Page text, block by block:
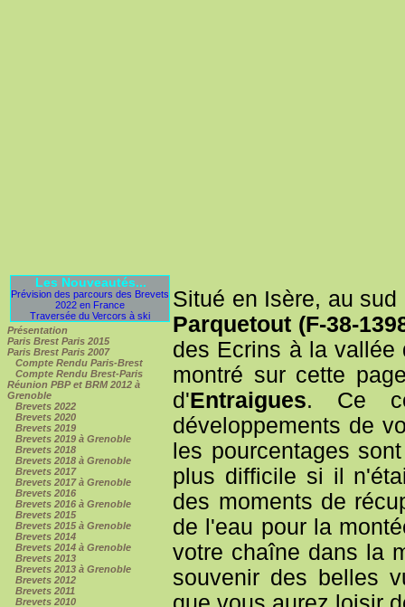
Les Nouveautés...
Prévision des parcours des Brevets
2022 en France
Traversée du Vercors à ski
Présentation
Paris Brest Paris 2015
Paris Brest Paris 2007
Compte Rendu Paris-Brest
Compte Rendu Brest-Paris
Réunion PBP et BRM 2012 à
Grenoble
Brevets 2022
Brevets 2020
Brevets 2019
Brevets 2019 à Grenoble
Brevets 2018
Brevets 2018 à Grenoble
Brevets 2017
Brevets 2017 à Grenoble
Brevets 2016
Brevets 2016 à Grenoble
Brevets 2015
Brevets 2015 à Grenoble
Brevets 2014
Brevets 2014 à Grenoble
Brevets 2013
Brevets 2013 à Grenoble
Brevets 2012
Brevets 2011
Brevets 2010
Situé en Isère, au
Parquetout (F-38-
des Ecrins à la vallée
montré sur cette
d'Entraigues. Ce
développements de
les pourcentages
plus difficile si il
des moments de
de l'eau pour la
votre chaîne dans la
souvenir des belles